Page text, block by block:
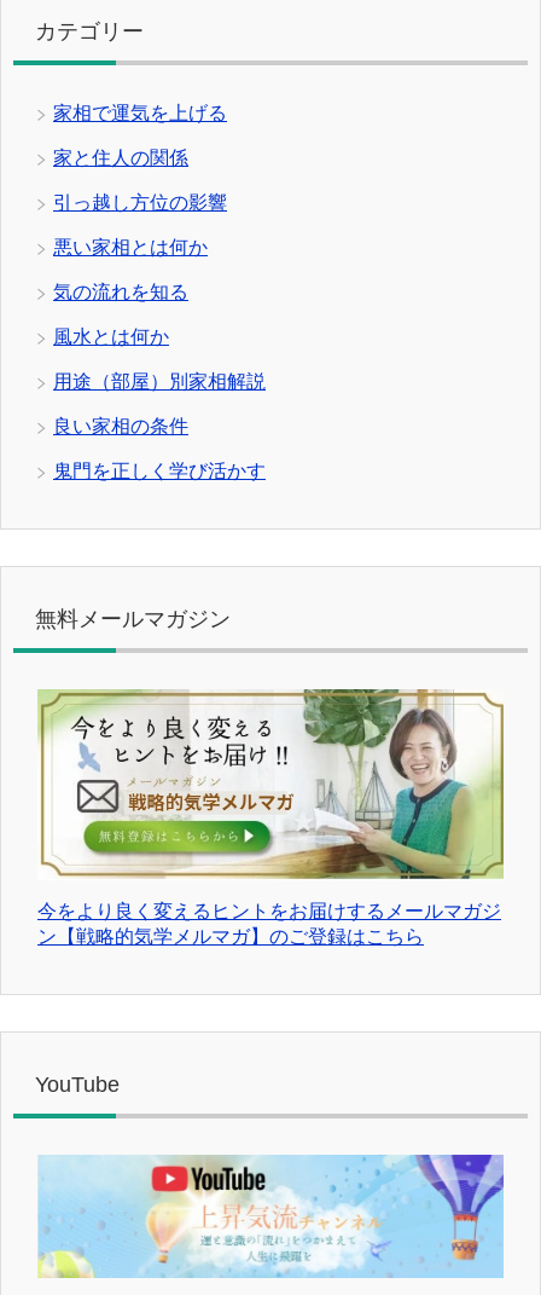
カテゴリー
家相で運気を上げる
家と住人の関係
引っ越し方位の影響
悪い家相とは何か
気の流れを知る
風水とは何か
用途（部屋）別家相解説
良い家相の条件
鬼門を正しく学び活かす
無料メールマガジン
今をより良く変えるヒントをお届けするメールマガジ
ン【戦略的気学メルマガ】のご登録はこちら
YouTube